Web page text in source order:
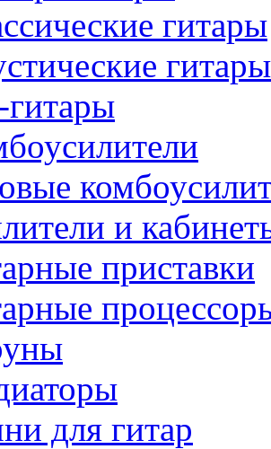
гитары
гитары
гитары
и
приставки
для гитар